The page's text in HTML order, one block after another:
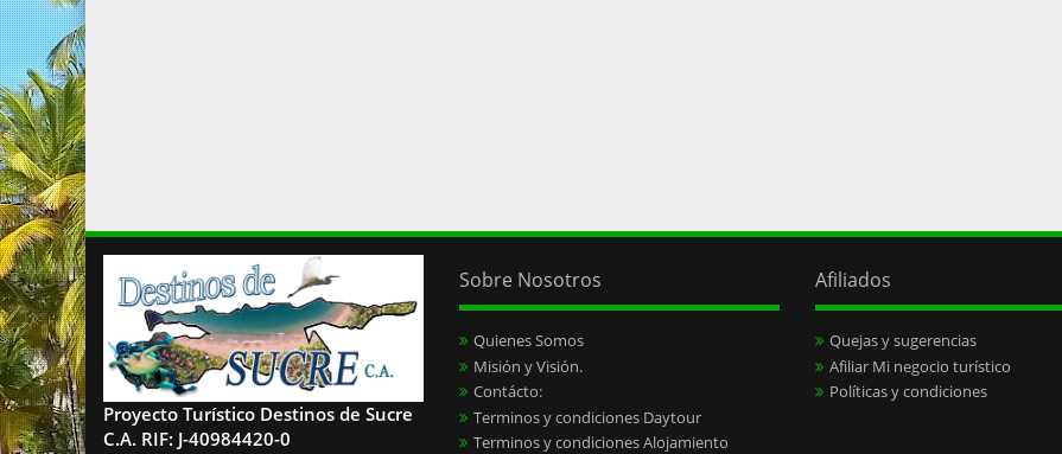
Proyecto Turístico Destinos de Sucre
C.A. RIF: J-40984420-0
Sobre Nosotros
Quienes Somos
Misión y Visión.
Contácto:
Terminos y condiciones Daytour
Terminos y condiciones Alojamiento
Afiliados
Quejas y sugerencias
Afiliar Mi negocio turístico
Políticas y condiciones